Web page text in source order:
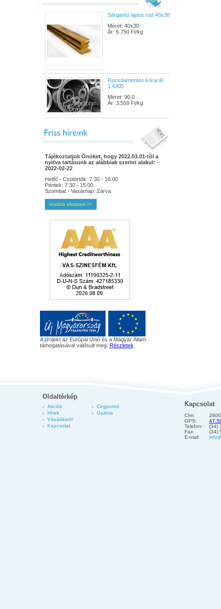
Sárgaréz lapos rúd 40x30
Méret: 40x30
Ár: 6.750 Ft/kg
Rozsdamentes köracél
1.4305
Méret: 90,0
Ár: 3.559 Ft/kg
Tájékoztatjuk Önöket, hogy 2022.03.01-tõl a
nyitva tartásunk az alábbiak szerint alakul: -
2022-02-22
Hétfõ - Csütörtök: 7:30 - 16:00
Péntek: 7:30 - 15:00
Szombat - Vasárnap: Zárva
tovább olvasom >>
A projekt az Európai Unió és a Magyar Állam
támogatásával valósult meg. Részletek
Oldaltérkép
Akciók
Hírek
Vásárlásról
Kapcsolat
Cégportré
Galéria
Kapcsolat
Cím:
GPS:
Telefon:
(34)
Fax:
(34)
E-mail: